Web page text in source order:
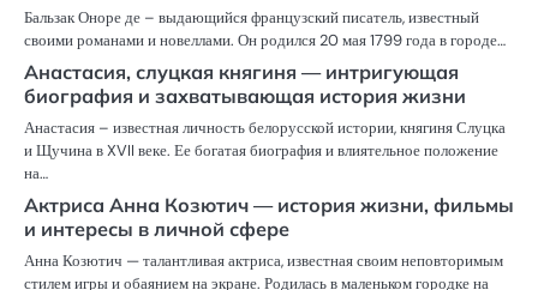
Бальзак Оноре де – выдающийся французский писатель, известный
своими романами и новеллами. Он родился 20 мая 1799 года в городе…
Анастасия, слуцкая княгиня — интригующая
биография и захватывающая история жизни
Анастасия – известная личность белорусской истории, княгиня Слуцка
и Щучина в XVII веке. Ее богатая биография и влиятельное положение
на…
Актриса Анна Козютич — история жизни, фильмы
и интересы в личной сфере
Анна Козютич — талантливая актриса, известная своим неповторимым
стилем игры и обаянием на экране. Родилась в маленьком городке на